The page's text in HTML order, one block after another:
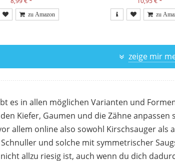
zeige mir
es in allen möglichen Varianten und
Kiefer, Gaumen und die Zähne anpassen
allem online also sowohl Kirschsauger als
und solche mit symmetrischer
allzu riesig ist, auch wenn du dich